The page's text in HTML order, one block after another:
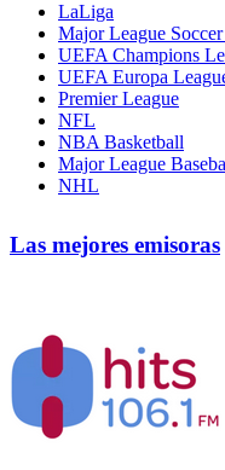
LaLiga
Major League
UEFA Champions
UEFA Europa
Premier League
NFL
NBA Basketball
Major League
NHL
Las mejores emisoras